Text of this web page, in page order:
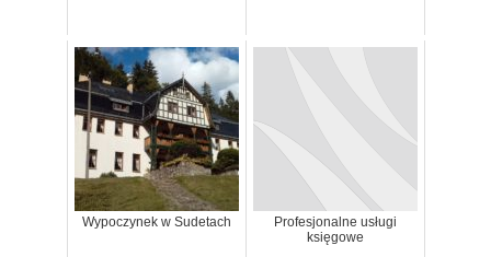
Wypoczynek w Sudetach
Profesjonalne usługi
księgowe